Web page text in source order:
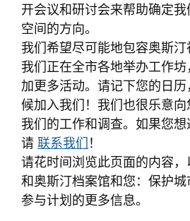
开会议和研讨会来帮助确定
空间的方向。
我们希望尽可能地包容奥斯汀
我们正在全市各地举办工作
加更多活动。请记下您的日
候加入我们！我们也很乐意
我们的工作和调查。如果您想
请 联系我们！
请花时间浏览此页面的内容
和奥斯汀档案馆和您：保护
参与计划的更多信息。